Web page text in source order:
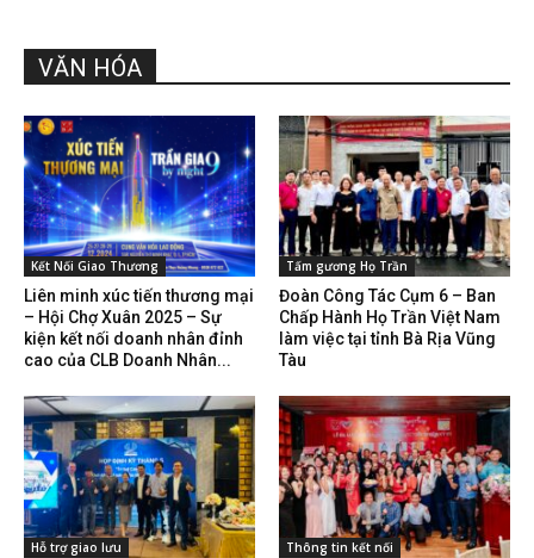
VĂN HÓA
Kết Nối Giao Thương
Liên minh xúc tiến thương mại
– Hội Chợ Xuân 2025 – Sự
kiện kết nối doanh nhân đỉnh
cao của CLB Doanh Nhân...
Tấm gương Họ Trần
Đoàn Công Tác Cụm 6 – Ban
Chấp Hành Họ Trần Việt Nam
làm việc tại tỉnh Bà Rịa Vũng
Tàu
Hỗ trợ giao lưu Thông tin kết nối